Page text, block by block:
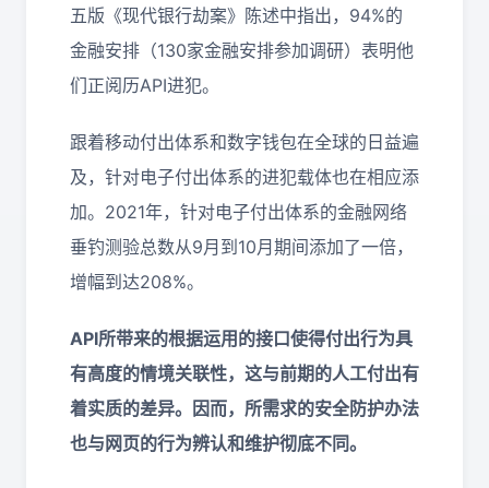
五版《现代银行劫案》陈述中指出，94%的
金融安排（130家金融安排参加调研）表明他
们正阅历API进犯。
跟着移动付出体系和数字钱包在全球的日益遍
及，针对电子付出体系的进犯载体也在相应添
加。2021年，针对电子付出体系的金融网络
垂钓测验总数从9月到10月期间添加了一倍，
增幅到达208%。
API所带来的根据运用的接口使得付出行为具
有高度的情境关联性，这与前期的人工付出有
着实质的差异。因而，所需求的安全防护办法
也与网页的行为辨认和维护彻底不同。